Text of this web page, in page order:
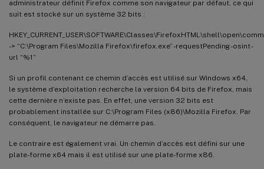
administrateur définit Firefox comme son navigateur par défaut, ce qui
suit est stocké sur un système 32 bits :
-> “C:\Program Files\Mozilla Firefox\firefox.exe” -requestPending -osint -
url “%1”
Si un profil contenant ce chemin d’accès est utilisé sur Windows x64,
le système d’exploitation recherche la version 64 bits de Firefox, mais
cette dernière n’existe pas. En effet, une version 32 bits est
probablement installée sur C:\Program Files (x86)\Mozilla Firefox. Par
conséquent, le navigateur ne démarre pas.
Le contraire est également vrai. Un chemin d’accès est défini sur une
plate-forme x64 mais il est utilisé sur une plate-forme x86.